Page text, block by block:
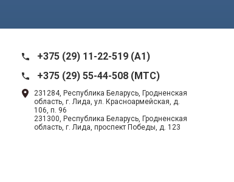
+375 (29) 11-22-519 (A1)
+375 (29) 55-44-508 (MTC)
231284, Республика Беларусь, Гродненская
область, г. Лида, ул. Красноармейская, д.
106, п. 96
231300, Республика Беларусь, Гродненская
область, г. Лида, проспект Победы, д. 123